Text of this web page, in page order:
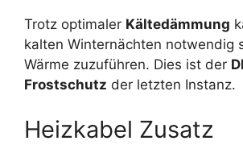
Trotz optimaler Kältedämmung
kalten Winternächten notwendig
Wärme zuzuführen. Dies ist der
Frostschutz der letzten Instanz.
Heizkabel Zusatz